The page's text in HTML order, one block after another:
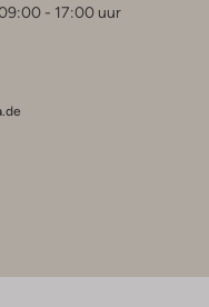
- 17:00 uur